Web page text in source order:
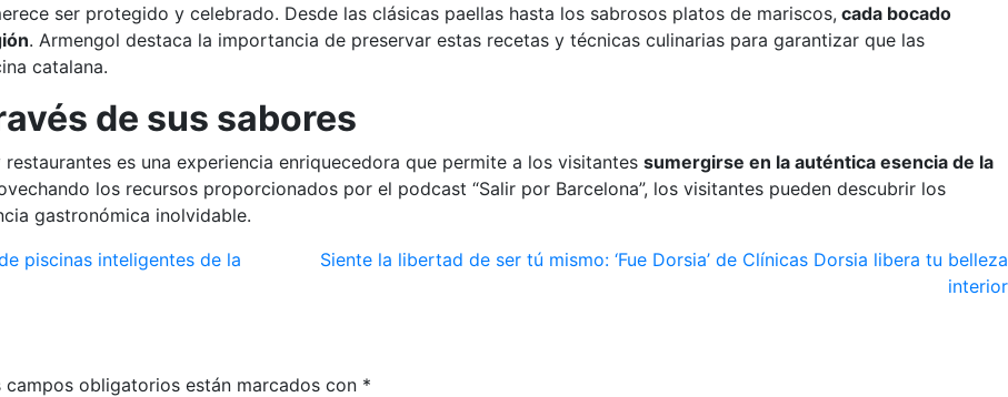
ser protegido y celebrado. Desde las clásicas paellas hasta los sabrosos platos de mariscos, cada bocado
. Armengol destaca la importancia de preservar estas recetas y técnicas culinarias para garantizar que las
catalana.
de sus sabores
es una experiencia enriquecedora que permite a los visitantes sumergirse en la auténtica esencia de la
los recursos proporcionados por el podcast “Salir por Barcelona”, los visitantes pueden descubrir los
gastronómica inolvidable.
piscinas inteligentes de la
Siente la libertad de ser tú mismo: ‘Fue Dorsia’ de Clínicas Dorsia libera tu belleza
interior
campos obligatorios están marcados con *